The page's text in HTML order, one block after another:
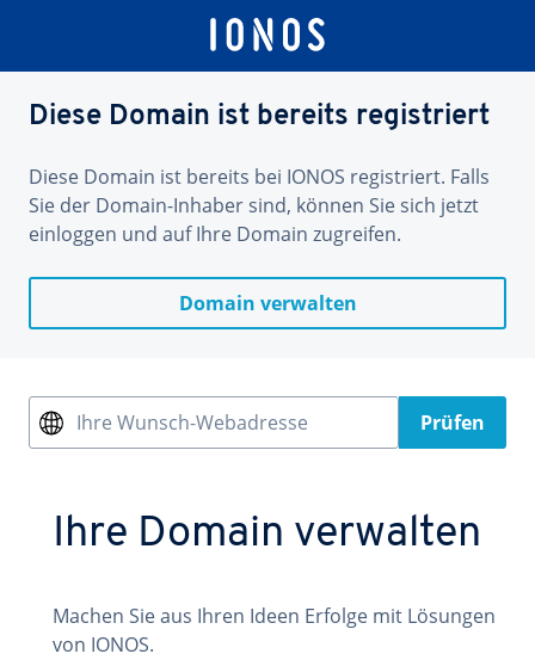
Diese Domain ist bereits registriert
Diese Domain ist bereits bei IONOS registriert. Falls
Sie der Domain-Inhaber sind, können Sie sich jetzt
einloggen und auf Ihre Domain zugreifen.
Domain verwalten
Ihre Wunsch-Webadresse Prüfen
Ihre Domain verwalten
Machen Sie aus Ihren Ideen Erfolge mit Lösungen
von IONOS.